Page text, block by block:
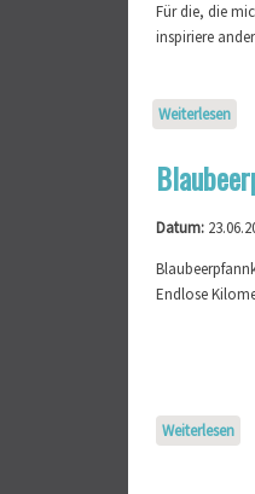
Für die, die
inspiriere
Weiterlesen
Datum:
Endlose
Weiterlesen